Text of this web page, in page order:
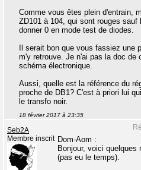
Comme vous êtes plein d'entrain,
ZD101 à 104, qui sont rouges
donner 0 en mode test de diodes.
Il serait bon que vous fassiez une
m'y retrouve. Je n'ai pas la doc de
schéma électronique.
Aussi, quelle est la référence du
proche de DB1? C'est à priori lui
le transfo noir.
18 février 2017 à 23:35
Seb2A
Membre inscrit Dom-Aom :
Bonjour, voici quelques
(pas eu le temps).